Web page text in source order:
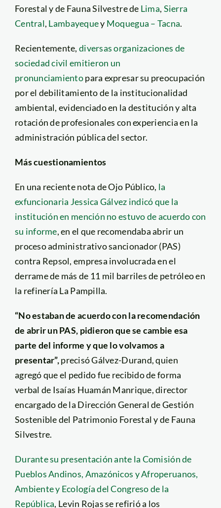
Forestal y de Fauna Silvestre de Lima, Sierra
Central, Lambayequey Moquegua – Tacna.
Recientemente,diversas organizaciones de
sociedad civil emitieron un
pronunciamientopara expresar su preocupación
por el debilitamiento de la institucionalidad
ambiental, evidenciado en la destitución y alta
rotación de profesionales con experiencia en la
administración pública del sector.
Más cuestionamientos
En una reciente nota de Ojo Público, la
exfuncionaria Jessica Gálvez indicó que la
institución en mención no estuvo de acuerdo con
su informe, en el que recomendaba abrir un
proceso administrativo sancionador (PAS)
contra Repsol, empresa involucrada en el
derrame de más de 11 mil barriles de petróleo en
la refinería La Pampilla.
“No estaban de acuerdo con la recomendación
de abrir un PAS, pidieron que se cambie esa
parte del informe y que lo volvamos a
presentar”,precisó Gálvez-Durand, quien
agregó que el pedido fue recibido de forma
verbal de Isaías Huamán Manrique, director
encargado de la Dirección General de Gestión
Sostenible del Patrimonio Forestal y de Fauna
Silvestre.
Durante su presentación ante la Comisión de
Pueblos Andinos, Amazónicos y Afroperuanos,
Ambiente y Ecología del Congreso de la
República, Levin Rojas se refirió a los